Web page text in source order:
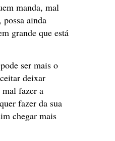
manda, mal
possa ainda
grande que está
ser mais o
deixar
fazer a
fazer da sua
chegar mais